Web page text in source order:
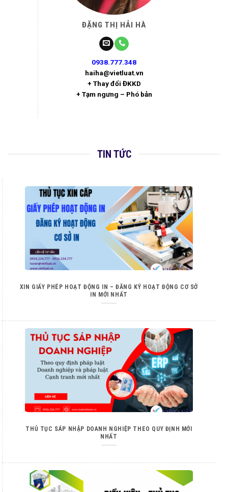
ĐẶNG THỊ HẢI HÀ
0938.777.348
haiha@vietluat.vn
+ Thay đổi ĐKKD
+ Tạm ngưng – Phó bản
TIN TỨC
XIN GIẤY PHÉP HOẠT ĐỘNG IN – ĐĂNG KÝ HOẠT ĐỘNG CƠ SỞ
IN MỚI NHẤT
THỦ TỤC SÁP NHẬP DOANH NGHIỆP THEO QUY ĐỊNH MỚI
NHẤT